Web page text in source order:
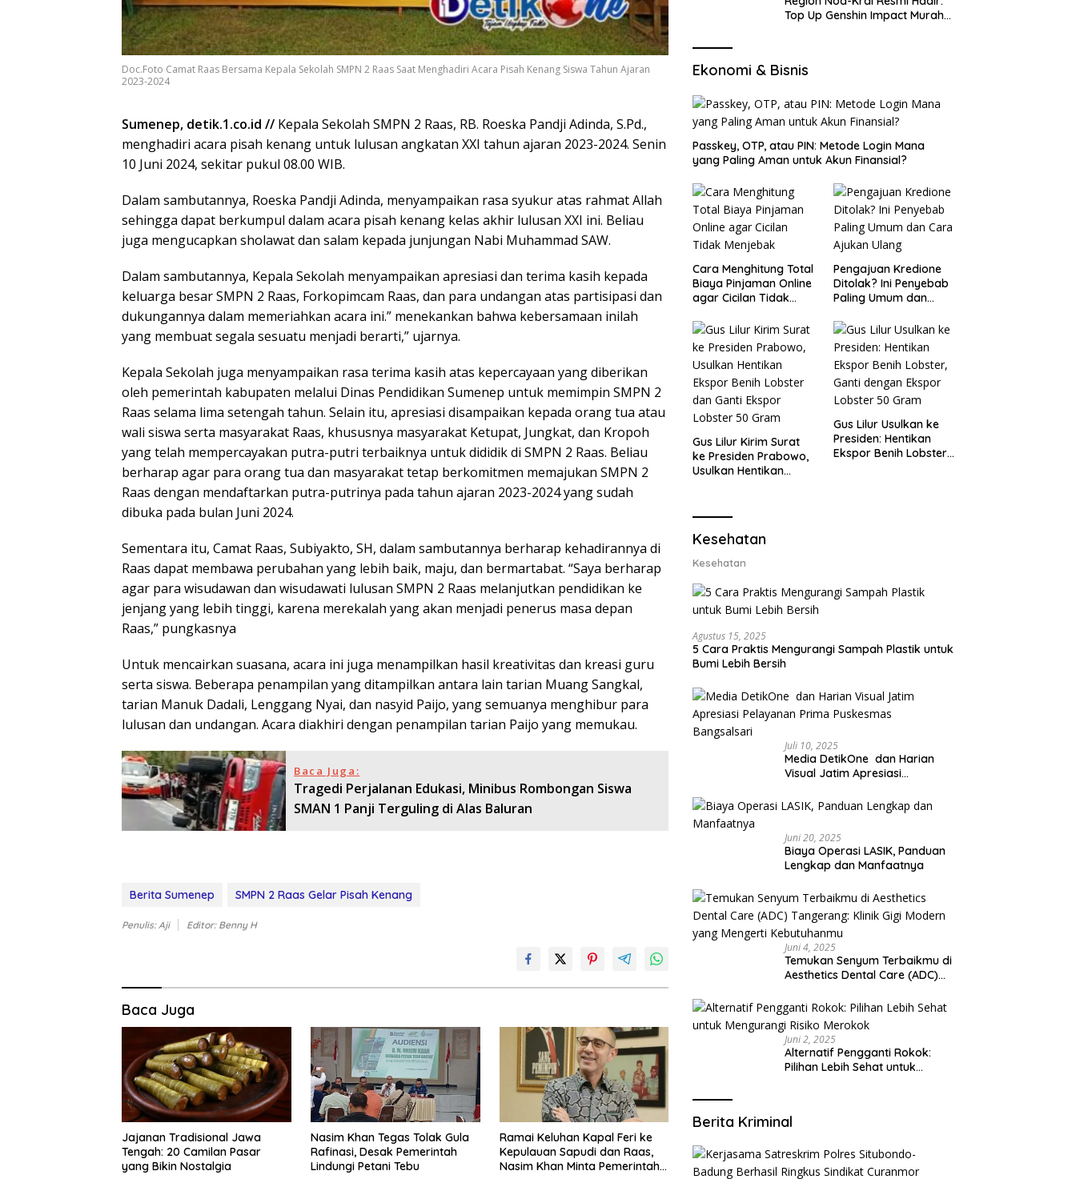
Doc.Foto Camat Raas Bersama Kepala Sekolah SMPN 2 Raas Saat Menghadiri Acara Pisah Kenang Siswa Tahun Ajaran
2023-2024
Sumenep, detik.1.co.id // Kepala Sekolah SMPN 2 Raas, RB. Roeska Pandji Adinda, S.Pd.,
menghadiri acara pisah kenang untuk lulusan angkatan XXI tahun ajaran 2023-2024. Senin
10 Juni 2024, sekitar pukul 08.00 WIB.
Dalam sambutannya, Roeska Pandji Adinda, menyampaikan rasa syukur atas rahmat Allah
sehingga dapat berkumpul dalam acara pisah kenang kelas akhir lulusan XXI ini. Beliau
juga mengucapkan sholawat dan salam kepada junjungan Nabi Muhammad SAW.
Dalam sambutannya, Kepala Sekolah menyampaikan apresiasi dan terima kasih kepada
keluarga besar SMPN 2 Raas, Forkopimcam Raas, dan para undangan atas partisipasi dan
dukungannya dalam memeriahkan acara ini.” menekankan bahwa kebersamaan inilah
yang membuat segala sesuatu menjadi berarti,” ujarnya.
Kepala Sekolah juga menyampaikan rasa terima kasih atas kepercayaan yang diberikan
oleh pemerintah kabupaten melalui Dinas Pendidikan Sumenep untuk memimpin SMPN 2
Raas selama lima setengah tahun. Selain itu, apresiasi disampaikan kepada orang tua atau
wali siswa serta masyarakat Raas, khususnya masyarakat Ketupat, Jungkat, dan Kropoh
yang telah mempercayakan putra-putri terbaiknya untuk dididik di SMPN 2 Raas. Beliau
berharap agar para orang tua dan masyarakat tetap berkomitmen memajukan SMPN 2
Raas dengan mendaftarkan putra-putrinya pada tahun ajaran 2023-2024 yang sudah
dibuka pada bulan Juni 2024.
Sementara itu, Camat Raas, Subiyakto, SH, dalam sambutannya berharap kehadirannya di
Raas dapat membawa perubahan yang lebih baik, maju, dan bermartabat. “Saya berharap
agar para wisudawan dan wisudawati lulusan SMPN 2 Raas melanjutkan pendidikan ke
jenjang yang lebih tinggi, karena merekalah yang akan menjadi penerus masa depan
Raas,” pungkasnya
Untuk mencairkan suasana, acara ini juga menampilkan hasil kreativitas dan kreasi guru
serta siswa. Beberapa penampilan yang ditampilkan antara lain tarian Muang Sangkal,
tarian Manuk Dadali, Lenggang Nyai, dan nasyid Paijo, yang semuanya menghibur para
lulusan dan undangan. Acara diakhiri dengan penampilan tarian Paijo yang memukau.
Baca Juga:
Tragedi Perjalanan Edukasi, Minibus Rombongan Siswa
SMAN 1 Panji Terguling di Alas Baluran
Berita Sumenep SMPN 2 Raas Gelar Pisah Kenang
Penulis: Aji Editor: Benny H
Baca Juga
Jajanan Tradisional Jawa
Tengah: 20 Camilan Pasar
yang Bikin Nostalgia
Nasim Khan Tegas Tolak Gula
Rafinasi, Desak Pemerintah
Lindungi Petani Tebu
Ramai Keluhan Kapal Feri ke
Kepulauan Sapudi dan Raas,
Nasim Khan Minta Pemerintah
Top Up Genshin Impact Murah
Ekonomi & Bisnis
Passkey, OTP, atau PIN: Metode Login Mana
yang Paling Aman untuk Akun Finansial?
Cara Menghitung Total
Biaya Pinjaman Online
agar Cicilan Tidak
Pengajuan Kredione
Ditolak? Ini Penyebab
Paling Umum dan
Gus Lilur Kirim Surat
ke Presiden Prabowo,
Usulkan Hentikan
Lobster 50 Gram
Gus Lilur Usulkan ke
Presiden: Hentikan
Ekspor Benih Lobster,
Kesehatan
Kesehatan
Agustus 15, 2025
5 Cara Praktis Mengurangi Sampah Plastik untuk
Bumi Lebih Bersih
Juli 10, 2025
Media DetikOne dan Harian
Visual Jatim Apresiasi
Bangsalsari
Juni 20, 2025
Biaya Operasi LASIK, Panduan
Lengkap dan Manfaatnya
Juni 4, 2025
Temukan Senyum Terbaikmu di
Aesthetics Dental Care (ADC)
yang Mengerti Kebutuhanmu
Juni 2, 2025
Alternatif Pengganti Rokok:
Pilihan Lebih Sehat untuk
Berita Kriminal